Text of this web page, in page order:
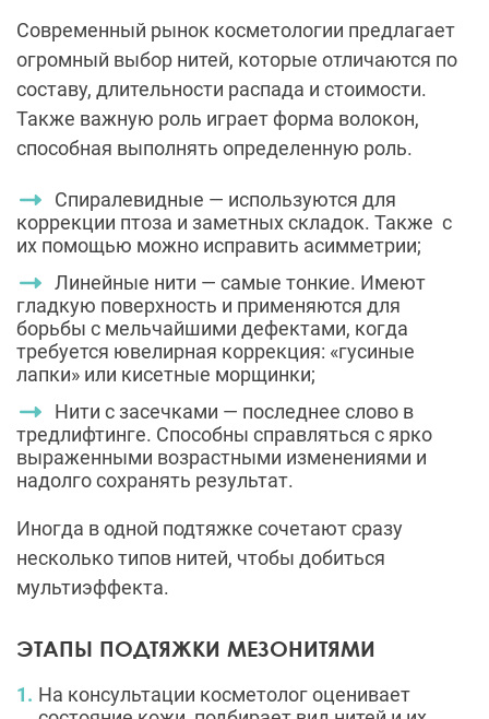
Современный рынок косметологии предлагает
огромный выбор нитей, которые отличаются по
составу, длительности распада и стоимости.
Также важную роль играет форма волокон,
способная выполнять определенную роль.
Спиралевидные — используются для
коррекции птоза и заметных складок. Также с
их помощью можно исправить асимметрии;
Линейные нити — самые тонкие. Имеют
гладкую поверхность и применяются для
борьбы с мельчайшими дефектами, когда
требуется ювелирная коррекция: «гусиные
лапки» или кисетные морщинки;
Нити с засечками — последнее слово в
тредлифтинге. Способны справляться с ярко
выраженными возрастными изменениями и
надолго сохранять результат.
Иногда в одной подтяжке сочетают сразу
несколько типов нитей, чтобы добиться
мультиэффекта.
ЭТАПЫ ПОДТЯЖКИ МЕЗОНИТЯМИ
На консультации косметолог оценивает